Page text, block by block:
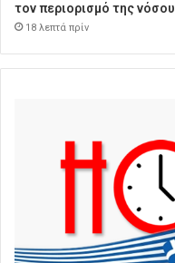
τον περιορισμό της νόσου
18 λεπτά πρίν